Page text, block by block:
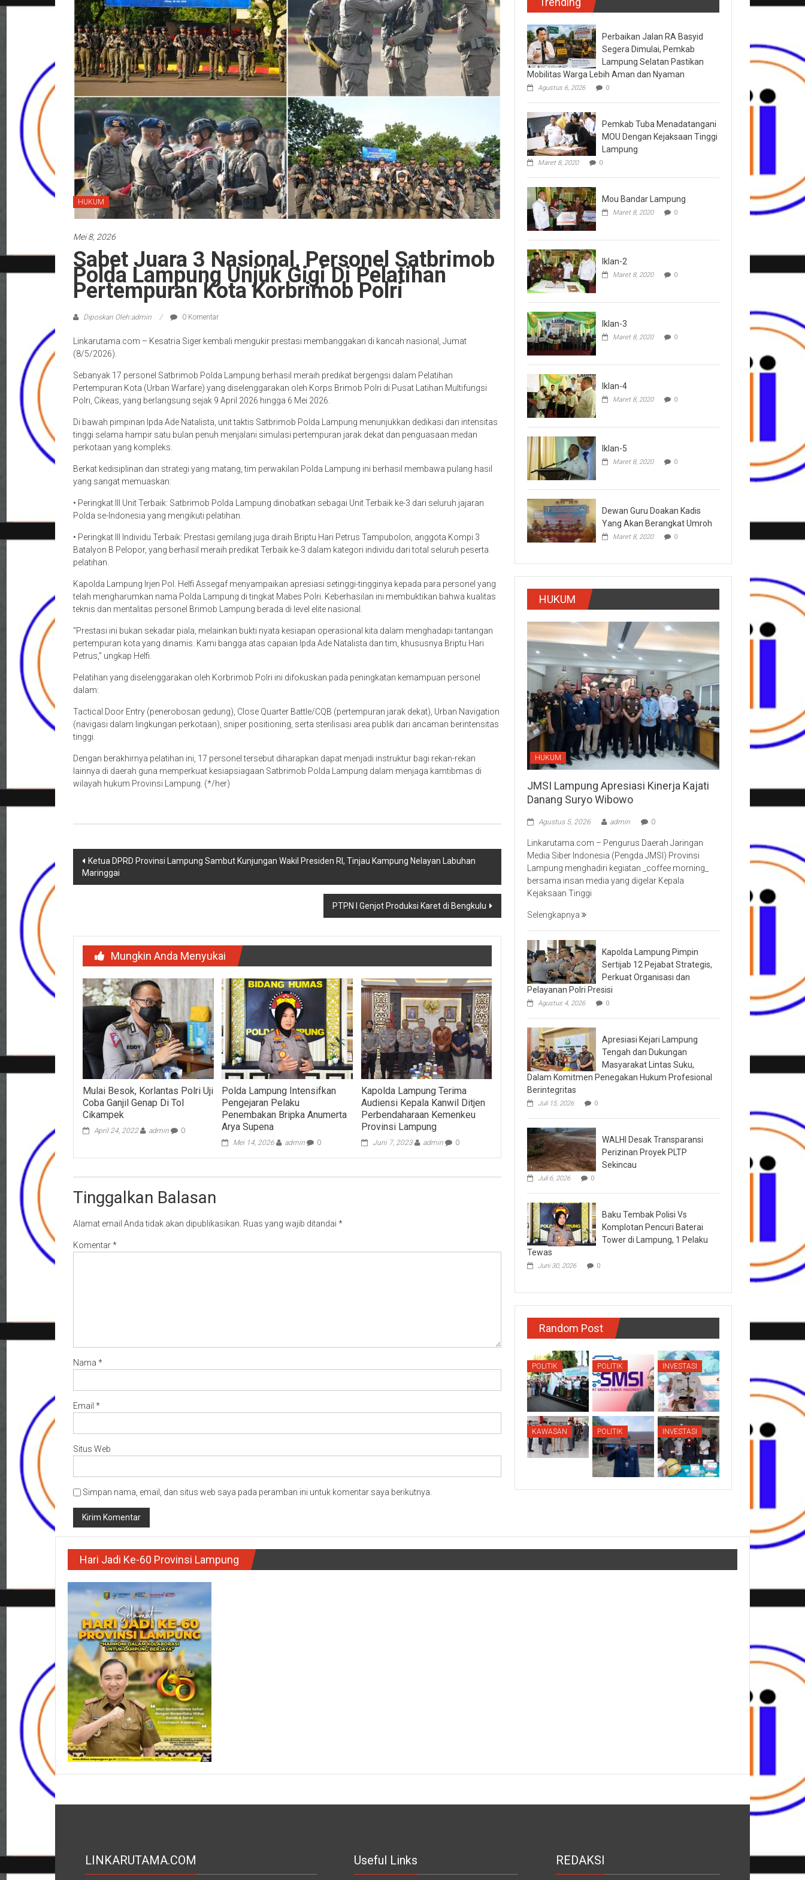
HUKUM
Mei 8, 2026
Sabet Juara 3 Nasional, Personel Satbrimob
Polda Lampung Unjuk Gigi Di Pelatihan
Pertempuran Kota Korbrimob Polri
Diposkan Oleh:admin 0 Komentar
Linkarutama.com – Kesatria Siger kembali mengukir prestasi membanggakan di kancah nasional, Jumat
(8/5/2026).
Sebanyak 17 personel Satbrimob Polda Lampung berhasil meraih predikat bergengsi dalam Pelatihan
Pertempuran Kota (Urban Warfare) yang diselenggarakan oleh Korps Brimob Polri di Pusat Latihan Multifungsi
Polri, Cikeas, yang berlangsung sejak 9 April 2026 hingga 6 Mei 2026.
Di bawah pimpinan Ipda Ade Natalista, unit taktis Satbrimob Polda Lampung menunjukkan dedikasi dan intensitas
tinggi selama hampir satu bulan penuh menjalani simulasi pertempuran jarak dekat dan penguasaan medan
perkotaan yang kompleks.
Berkat kedisiplinan dan strategi yang matang, tim perwakilan Polda Lampung ini berhasil membawa pulang hasil
yang sangat memuaskan:
• Peringkat III Unit Terbaik: Satbrimob Polda Lampung dinobatkan sebagai Unit Terbaik ke-3 dari seluruh jajaran
Polda se-Indonesia yang mengikuti pelatihan.
• Peringkat III Individu Terbaik: Prestasi gemilang juga diraih Briptu Hari Petrus Tampubolon, anggota Kompi 3
Batalyon B Pelopor, yang berhasil meraih predikat Terbaik ke-3 dalam kategori individu dari total seluruh peserta
pelatihan.
Kapolda Lampung Irjen Pol. Helfi Assegaf menyampaikan apresiasi setinggi-tingginya kepada para personel yang
telah mengharumkan nama Polda Lampung di tingkat Mabes Polri. Keberhasilan ini membuktikan bahwa kualitas
teknis dan mentalitas personel Brimob Lampung berada di level elite nasional.
“Prestasi ini bukan sekadar piala, melainkan bukti nyata kesiapan operasional kita dalam menghadapi tantangan
pertempuran kota yang dinamis. Kami bangga atas capaian Ipda Ade Natalista dan tim, khususnya Briptu Hari
Petrus,” ungkap Helfi.
Pelatihan yang diselenggarakan oleh Korbrimob Polri ini difokuskan pada peningkatan kemampuan personel
dalam:
Tactical Door Entry (penerobosan gedung), Close Quarter Battle/CQB (pertempuran jarak dekat), Urban Navigation
(navigasi dalam lingkungan perkotaan), sniper positioning, serta sterilisasi area publik dari ancaman berintensitas
tinggi.
Dengan berakhirnya pelatihan ini, 17 personel tersebut diharapkan dapat menjadi instruktur bagi rekan-rekan
lainnya di daerah guna memperkuat kesiapsiagaan Satbrimob Polda Lampung dalam menjaga kamtibmas di
wilayah hukum Provinsi Lampung. (*/her)
Navigasi
pos
Ketua DPRD Provinsi Lampung Sambut Kunjungan Wakil Presiden RI, Tinjau Kampung Nelayan Labuhan
Maringgai
PTPN I Genjot Produksi Karet di Bengkulu
Mungkin Anda Menyukai
Mulai Besok, Korlantas Polri Uji
Coba Ganjil Genap Di Tol
Cikampek
April 24, 2022 admin 0
Polda Lampung Intensifkan
Pengejaran Pelaku
Penembakan Bripka Anumerta
Arya Supena
Mei 14, 2026 admin 0
Kapolda Lampung Terima
Audiensi Kepala Kanwil Ditjen
Perbendaharaan Kemenkeu
Provinsi Lampung
Juni 7, 2023 admin 0
Tinggalkan Balasan
Alamat email Anda tidak akan dipublikasikan. Ruas yang wajib ditandai *
Komentar*
Nama *
Email *
Situs Web
Simpan nama, email, dan situs web saya pada peramban ini untuk komentar saya berikutnya.
Perbaikan Jalan RA Basyid
Segera Dimulai, Pemkab
Lampung Selatan Pastikan
Mobilitas Warga Lebih Aman dan Nyaman
Agustus 6, 2026 0
Pemkab Tuba Menadatangani
MOU Dengan Kejaksaan Tinggi
Lampung
Maret 8, 2020 0
Mou Bandar Lampung
Maret 8, 2020 0
Iklan-2
Maret 8, 2020 0
Iklan-3
Maret 8, 2020 0
Iklan-4
Maret 8, 2020 0
Iklan-5
Maret 8, 2020 0
Dewan Guru Doakan Kadis
Yang Akan Berangkat Umroh
Maret 8, 2020 0
HUKUM
HUKUM
JMSI Lampung Apresiasi Kinerja Kajati
Danang Suryo Wibowo
Agustus 5, 2026 admin 0
Linkarutama.com – Pengurus Daerah Jaringan
Media Siber Indonesia (Pengda JMSI) Provinsi
Lampung menghadiri kegiatan _coffee morning_
bersama insan media yang digelar Kepala
Kejaksaan Tinggi
Selengkapnya
Kapolda Lampung Pimpin
Sertijab 12 Pejabat Strategis,
Perkuat Organisasi dan
Pelayanan Polri Presisi
Agustus 4, 2026 0
Apresiasi Kejari Lampung
Tengah dan Dukungan
Masyarakat Lintas Suku,
Dalam Komitmen Penegakan Hukum Profesional
Berintegritas
Juli 15, 2026 0
WALHI Desak Transparansi
Perizinan Proyek PLTP
Sekincau
Juli 6, 2026 0
Baku Tembak Polisi Vs
Komplotan Pencuri Baterai
Tower di Lampung, 1 Pelaku
Tewas
Juni 30, 2026 0
Random Post
POLITIK POLITIK INVESTASI
KAWASAN POLITIK INVESTASI
Hari Jadi Ke-60 Provinsi Lampung
LINKARUTAMA.COM Useful Links REDAKSI